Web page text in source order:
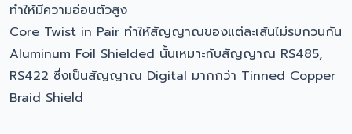
ทำให้มีความอ่อนตัวสูง
Core Twist in Pair ทำให้สัญญาณของแต่ละเส้นไม่รบกวนกัน
Aluminum Foil Shielded นั้นเหมาะกับสัญญาณ RS485,
RS422 ซึ่งเป็นสัญญาณ Digital มากกว่า Tinned Copper
Braid Shield